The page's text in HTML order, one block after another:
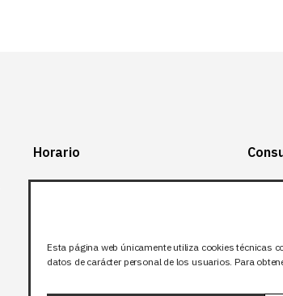
Esta página web únicamente utiliza cookies técnicas
datos de carácter personal de los usuarios. Para
Horario
Lunes-Viernes:
Cerrado
+34
12